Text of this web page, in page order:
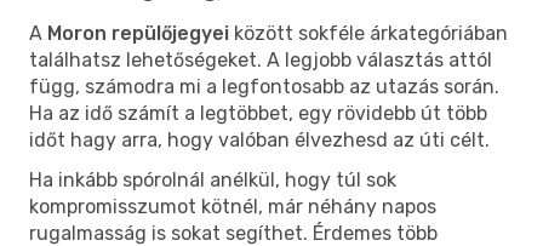
A Moron repülőjegyei között sokféle árkategóriában
találhatsz lehetőségeket. A legjobb választás attól
függ, számodra mi a legfontosabb az utazás során.
Ha az idő számít a legtöbbet, egy rövidebb út több
időt hagy arra, hogy valóban élvezhesd az úti célt.
Ha inkább spórolnál anélkül, hogy túl sok
kompromisszumot kötnél, már néhány napos
rugalmasság is sokat segíthet. Érdemes több